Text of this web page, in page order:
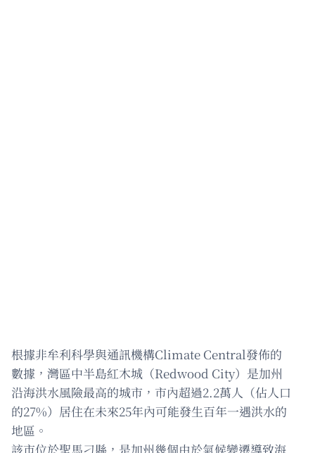
根據非牟利科學與通訊機構Climate Central發佈的
數據，灣區中半島紅木城（Redwood City）是加州
沿海洪水風險最高的城市，市內超過2.2萬人（佔人口
的27%）居住在未來25年內可能發生百年一遇洪水的
地區。
該市位於聖馬刁縣，是加州幾個由於氣候變遷導致海